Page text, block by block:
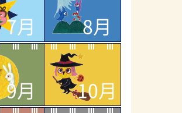
7月 8月
9月 10月